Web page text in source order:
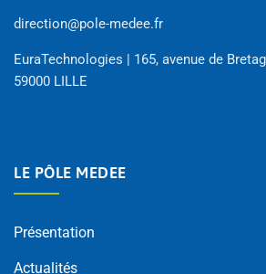
direction@pole-medee.fr
EuraTechnologies | 165, avenue de
59000 LILLE
LE PÔLE MEDEE
Présentation
Actualités